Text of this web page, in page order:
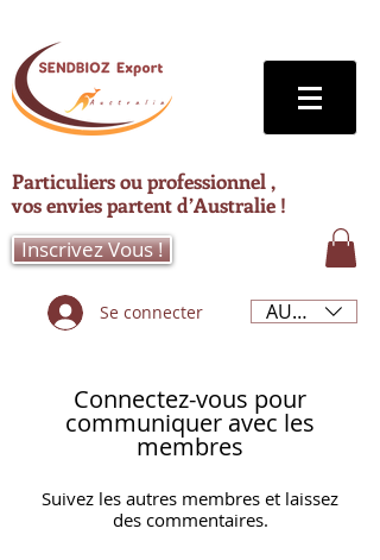
Particuliers ou professionnel ,
vos envies partent d’Australie !
Inscrivez Vous !
Se connecter AUD (AU$)
Connectez-vous pour
communiquer avec les
membres
Suivez les autres membres et laissez
des commentaires.